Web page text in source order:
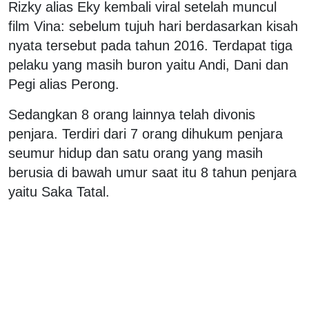
Rizky alias Eky kembali viral setelah muncul
film Vina: sebelum tujuh hari berdasarkan kisah
nyata tersebut pada tahun 2016. Terdapat tiga
pelaku yang masih buron yaitu Andi, Dani dan
Pegi alias Perong.
Sedangkan 8 orang lainnya telah divonis
penjara. Terdiri dari 7 orang dihukum penjara
seumur hidup dan satu orang yang masih
berusia di bawah umur saat itu 8 tahun penjara
yaitu Saka Tatal.